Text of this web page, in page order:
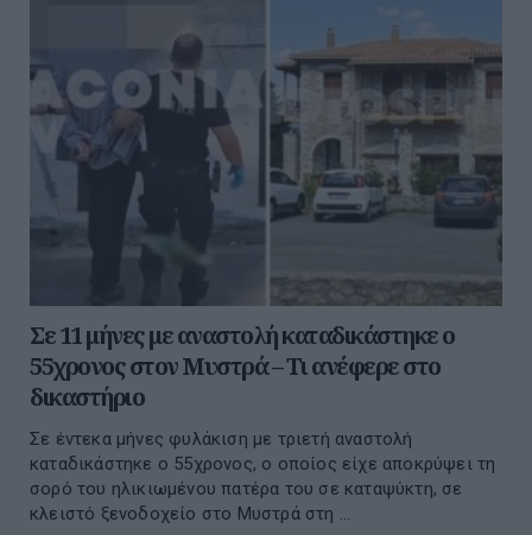
Σε 11 μήνες με αναστολή καταδικάστηκε ο
55χρονος στον Μυστρά – Τι ανέφερε στο
δικαστήριο
Σε έντεκα μήνες φυλάκιση με τριετή αναστολή
καταδικάστηκε ο 55χρονος, ο οποίος είχε αποκρύψει τη
σορό του ηλικιωμένου πατέρα του σε καταψύκτη, σε
κλειστό ξενοδοχείο στο Μυστρά στη ...